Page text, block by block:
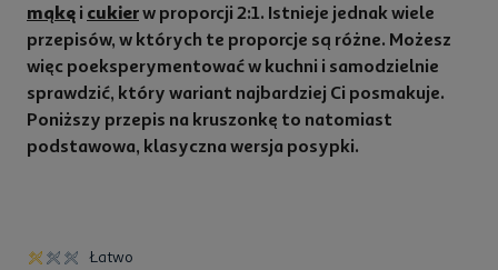
mąkę i cukierw proporcji 2:1. Istnieje jednak wiele
przepisów, w których te proporcje są różne. Możesz
więc poeksperymentować w kuchni i samodzielnie
sprawdzić, który wariant najbardziej Ci posmakuje.
Poniższy przepis na kruszonkę to natomiast
podstawowa, klasyczna wersja posypki.
Łatwo
połowa standardowej kostki) masła,